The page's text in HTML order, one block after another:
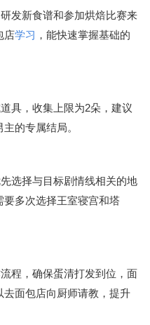
发新食谱和参加烘焙比赛来
店学习 ，能快速掌握基础的
具，收集上限为2朵，建议
的专属结局。
选择与目标剧情线相关的地
要多次选择王室寝宫和塔
程，确保蛋清打发到位，面
面包店向厨师请教，提升